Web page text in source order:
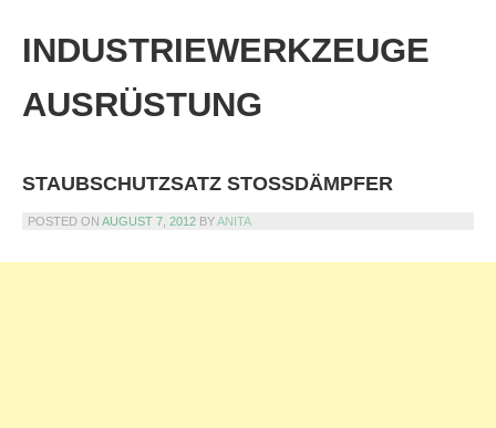
content
INDUSTRIEWERKZEUGE
AUSRÜSTUNG
STAUBSCHUTZSATZ STOSSDÄMPFER
POSTED ON AUGUST 7, 2012 BYANITA